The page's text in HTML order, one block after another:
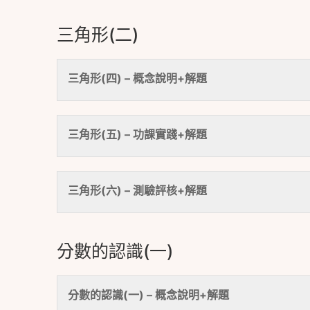
三角形(二)
三角形(四) – 概念說明+解題
三角形(五) – 功課實踐+解題
三角形(六) – 測驗評核+解題
分數的認識(一)
分數的認識(一) – 概念說明+解題